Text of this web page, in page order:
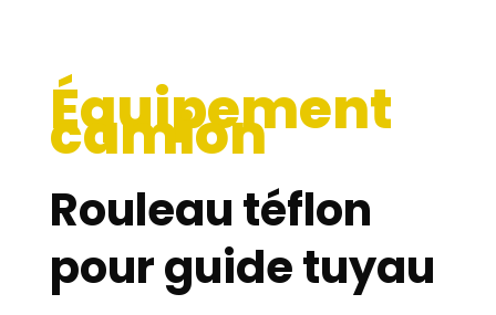
Équipement
camion
Rouleau téflon
pour guide tuyau